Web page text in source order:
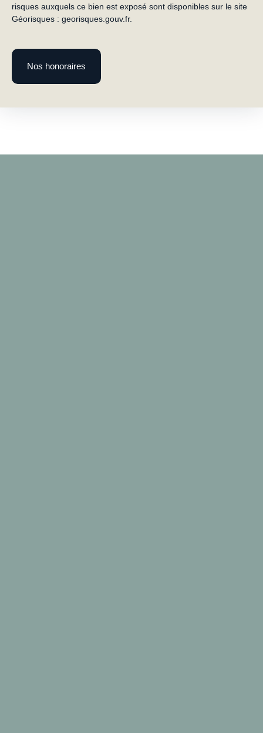
risques auxquels ce bien est exposé sont disponibles sur le site
Géorisques : georisques.gouv.fr.
Nos honoraires